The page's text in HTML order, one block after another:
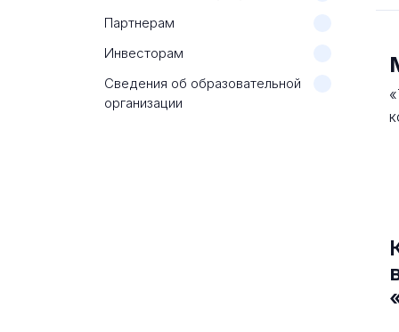
Партнерам
Инвесторам
Сведения об образовательной
организации